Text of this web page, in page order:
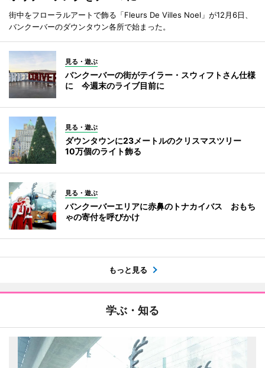
街中をフローラルアートで飾る「Fleurs De Villes Noel」が12月6日、
バンクーバーのダウンタウン各所で始まった。
見る・遊ぶ
バンクーバーの街がテイラー・スウィフトさん仕様
に 今週末のライブ目前に
見る・遊ぶ
ダウンタウンに23メートルのクリスマスツリー
10万個のライト飾る
見る・遊ぶ
バンクーバーエリアに赤鼻のトナカイバス おもち
ゃの寄付を呼びかけ
もっと見る
学ぶ・知る